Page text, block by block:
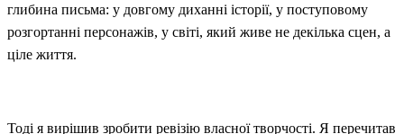
глибина письма: у довгому диханні історії, у поступовому
розгортанні персонажів, у світі, який живе не декілька сцен, а
ціле життя.
Тоді я вирішив зробити ревізію власної творчості. Я перечитав